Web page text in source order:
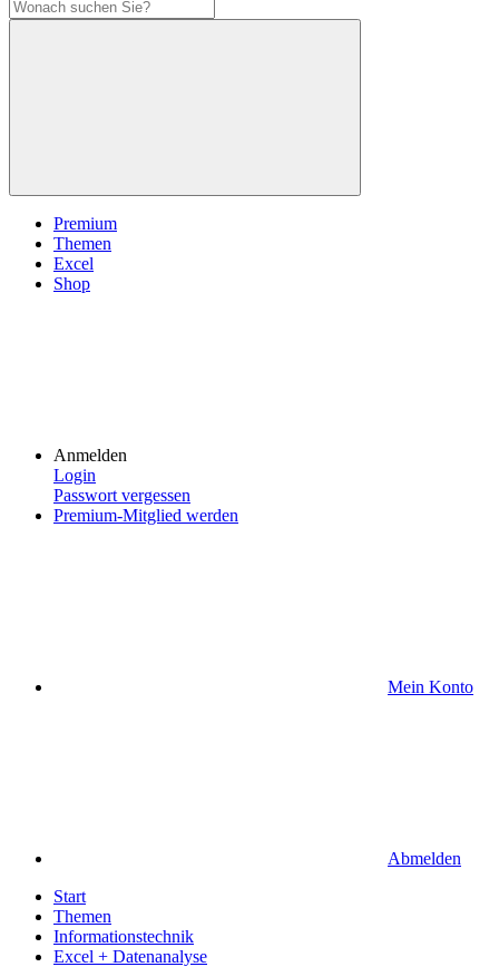
Premium
Themen
Excel
Shop
Anmelden
Login
Passwort vergessen
Premium-Mitglied werden
Mein Konto
Abmelden
Start
Themen
Informationstechnik
Excel + Datenanalyse